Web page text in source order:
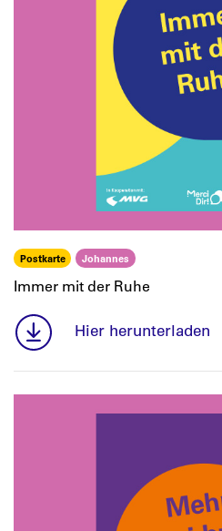
Postkarte Johannes
Immer mit der Ruhe
Hier herunterladen